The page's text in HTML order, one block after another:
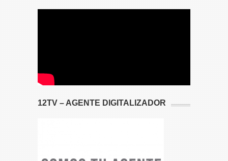
12TV – AGENTE DIGITALIZADOR